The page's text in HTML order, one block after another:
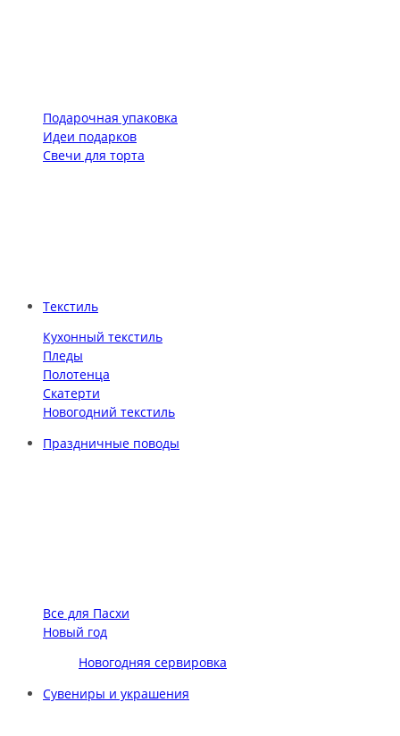
Подарочная упаковка
Идеи подарков
Свечи для торта
Текстиль
Кухонный текстиль
Пледы
Полотенца
Скатерти
Новогодний текстиль
Праздничные поводы
Все для Пасхи
Новый год
Новогодняя сервировка
Сувениры и украшения